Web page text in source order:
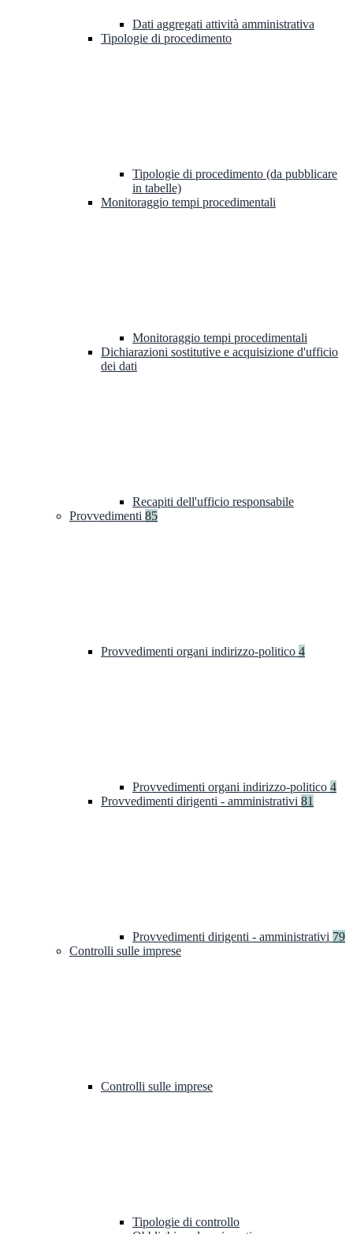
Dati aggregati attività amministrativa
Tipologie di procedimento
Tipologie di procedimento (da pubblicare
in tabelle)
Monitoraggio tempi procedimentali
Monitoraggio tempi procedimentali
Dichiarazioni sostitutive e acquisizione d'ufficio
dei dati
Recapiti dell'ufficio responsabile
Provvedimenti 85
Provvedimenti organi indirizzo-politico 4
Provvedimenti organi indirizzo-politico 4
Provvedimenti dirigenti - amministrativi 81
Provvedimenti dirigenti - amministrativi 79
Controlli sulle imprese
Controlli sulle imprese
Tipologie di controllo